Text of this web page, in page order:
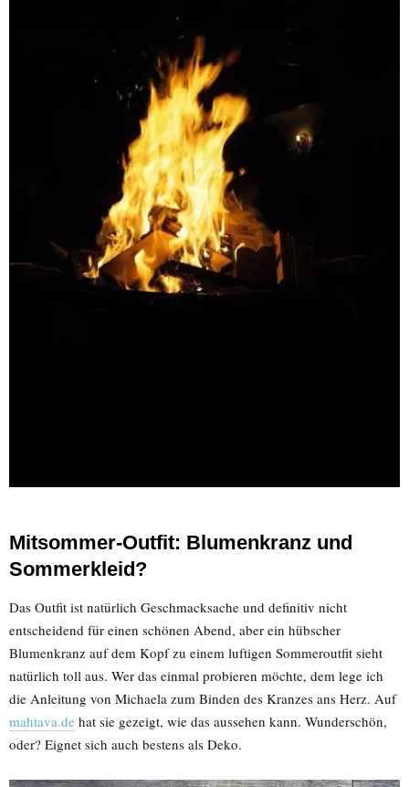
Mitsommer-Outfit: Blumenkranz und
Sommerkleid?
Das Outfit ist natürlich Geschmacksache und definitiv nicht
entscheidend für einen schönen Abend, aber ein hübscher
Blumenkranz auf dem Kopf zu einem luftigen Sommeroutfit sieht
natürlich toll aus. Wer das einmal probieren möchte, dem lege ich
die Anleitung von Michaela zum Binden des Kranzes ans Herz. Auf
mahtava.de hat sie gezeigt, wie das aussehen kann. Wunderschön,
oder? Eignet sich auch bestens als Deko.